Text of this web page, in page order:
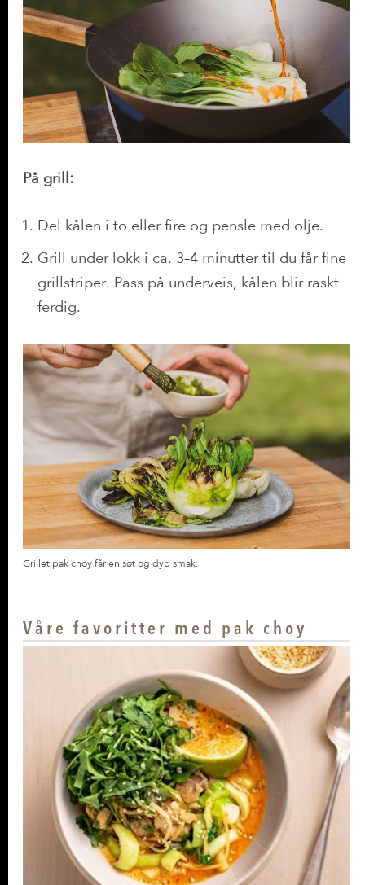
På grill:
Del kålen i to eller fire og pensle med olje.
Grill under lokk i ca. 3–4 minutter til du får fine
grillstriper. Pass på underveis, kålen blir raskt
ferdig.
Grillet pak choy får en søt og dyp smak.
Våre favoritter med pak choy